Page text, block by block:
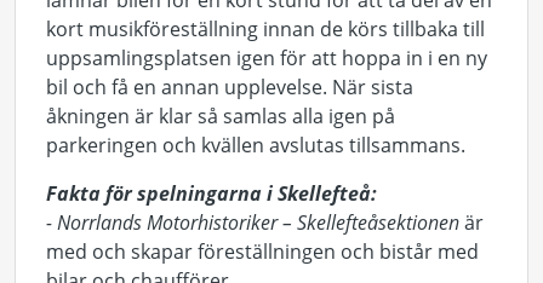
kort musikföreställning innan de körs tillbaka till
uppsamlingsplatsen igen för att hoppa in i en ny
bil och få en annan upplevelse. När sista
åkningen är klar så samlas alla igen på
parkeringen och kvällen avslutas tillsammans.
Fakta för spelningarna i Skellefteå:
- Norrlands Motorhistoriker – Skellefteåsektionenär
med och skapar föreställningen och bistår med